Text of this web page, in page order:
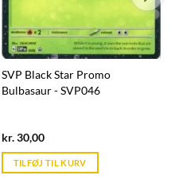
SVP Black Star Promo
Bulbasaur - SVP046
kr.30,00Current
is:
kr. 39,95.
TILFØJ TIL KURV